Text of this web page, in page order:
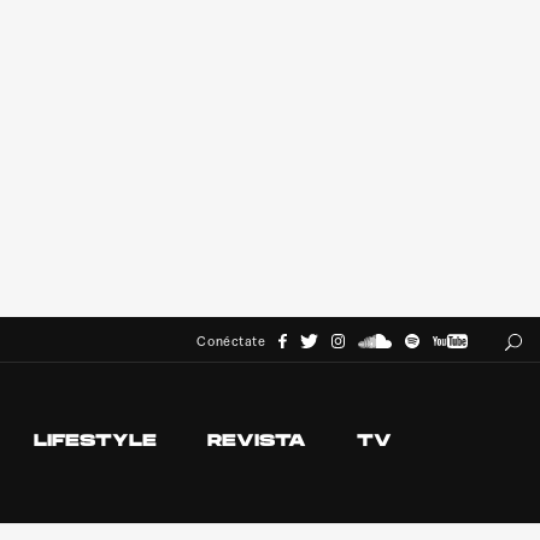
Conéctate
LIFESTYLE REVISTA TV